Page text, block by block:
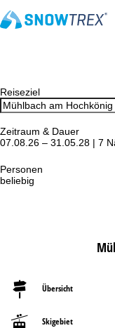
Reiseziel
Zeitraum & Dauer
07.08.26 – 31.05.28 | 7
Personen
beliebig
Übersicht
Skigebiet